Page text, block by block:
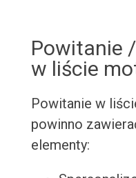
Powitanie
w liście
Powitanie w
powinno
elementy: